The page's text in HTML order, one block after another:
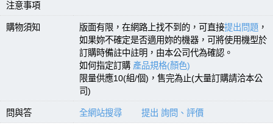
注意事項
購物須知 版面有限，在網路上找不到的，可直接提出問題 ，
如果妳不確定是否適用妳的機器，可將使用機型於
訂購時備註中註明，由本公司代為確認。
如何指定訂購 產品規格(顏色)
限量供應10(組/個)，售完為止(大量訂購請洽本公
司)
問與答 全網站搜尋 提出 詢問、評價